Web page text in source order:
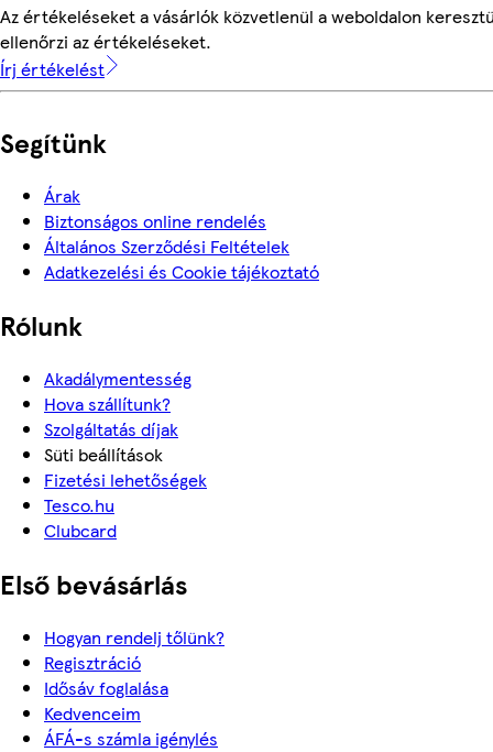
Az értékeléseket a vásárlók közvetlenül a weboldalon
ellenőrzi az értékeléseket.
Írj értékelést
Segítünk
Árak
Biztonságos online rendelés
Általános Szerződési Feltételek
Adatkezelési és Cookie tájékoztató
Rólunk
Akadálymentesség
Hova szállítunk?
Szolgáltatás díjak
Süti beállítások
Fizetési lehetőségek
Tesco.hu
Clubcard
Első bevásárlás
Hogyan rendelj tőlünk?
Regisztráció
Idősáv foglalása
Kedvenceim
ÁFÁ-s számla igénylés